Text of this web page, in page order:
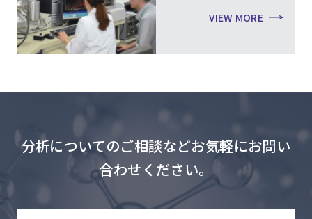
VIEW MORE
分析についてのご相談などお気軽にお問い
合わせください。